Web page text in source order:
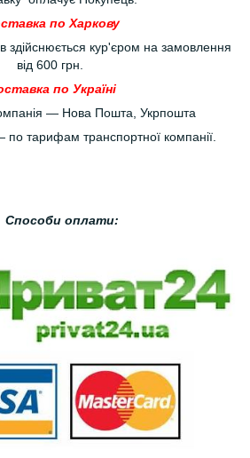
по Харкову
здійснюється кур'єром на замовлення
від 600 грн.
по Україні
— Нова Пошта, Укрпошта
по тарифам транспортної компанії.
Способи оплати: